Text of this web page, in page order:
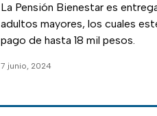
La Pensión Bienestar es
adultos mayores, los cuales
pago de hasta 18 mil pesos.
7 junio, 2024